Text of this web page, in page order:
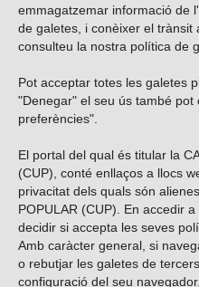
emmagatzemar informació de
de galetes, i conèixer el trànsit
consulteu la nostra política de
Pot acceptar totes les galetes
"Denegar" el seu ús també
preferències".
El portal del qual és titular la
(CUP), conté enllaços a llocs
privacitat dels quals són
POPULAR (CUP). En accedir
decidir si accepta les seves
Amb caràcter general, si
o rebutjar les galetes de
configuració del seu navegador.
Vols
Troba’ns a